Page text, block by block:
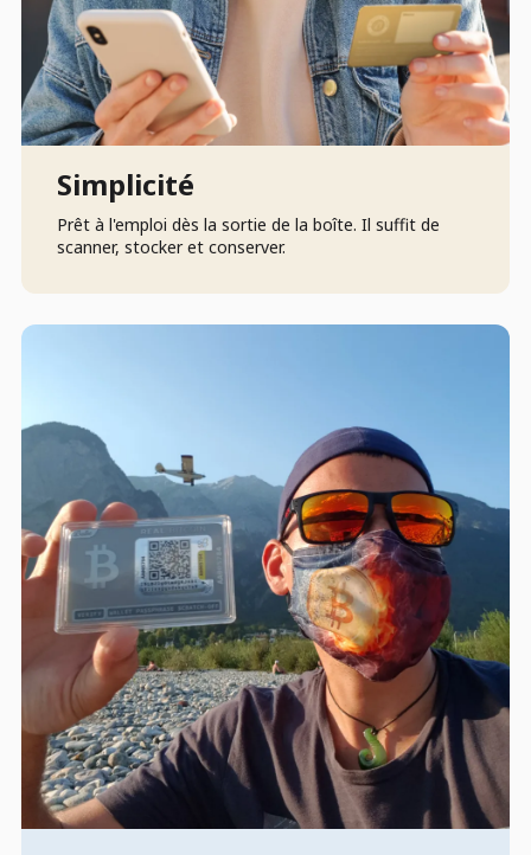
Simplicité
Prêt à l'emploi dès la sortie de la boîte. Il suffit de
scanner, stocker et conserver.